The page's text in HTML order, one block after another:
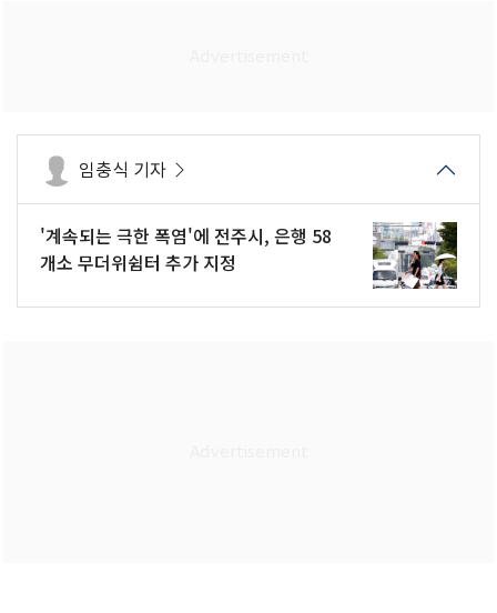
임충식 기자
'계속되는 극한 폭염'에 전주시, 은행 58
개소 무더위쉼터 추가 지정